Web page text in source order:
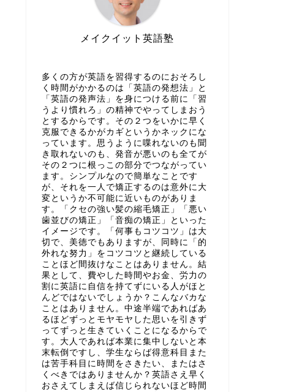
メイクイット英語塾
多くの方が英語を習得するのにおそろし
く時間がかかるのは「英語の発想法」と
「英語の発声法」を身につける前に「習
うより慣れろ」の精神でやってしまおう
とするからです。その２つをいかに早く
克服できるかがカギというかネックにな
っています。思うように喋れないのも聞
き取れないのも、発音が悪いのも全てが
その２つに根っこの部分でつながってい
ます。シンプルなので簡単なことです
が、それを一人で矯正するのは意外に大
変というか不可能に近いものがありま
す。「クセの強い髪の縮毛矯正」「悪い
歯並びの矯正」「音痴の矯正」といった
イメージです。「何事もコツコツ」は大
切で、美徳でもありますが、同時に「的
外れな努力」をコツコツと継続している
ことほど間抜けなことはありません。結
果として、費やした時間やお金、労力の
割に英語に自信を持てずにいる人がほと
んどではないでしょうか？こんなバカな
ことはありません。中途半端であればあ
るほどずっとモヤモヤした思いを引きず
ってずっと生きていくことになるからで
す。大人であれば本業に集中しないと本
末転倒ですし、学生ならば得意科目また
は苦手科目に時間をさきたい、またはさ
くべきではありませんか？英語さえ早く
おさえてしまえば信じられないほど時間